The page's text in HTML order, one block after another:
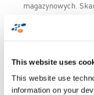
This website uses
This website use
information on your
magazynowych.
operatorom DPD
umieścić przesyłkę
dystrybucji za